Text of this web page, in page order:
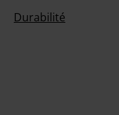
Durabilité